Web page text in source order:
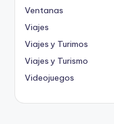
Ventanas
Viajes
Viajes y Turimos
Viajes y Turismo
Videojuegos